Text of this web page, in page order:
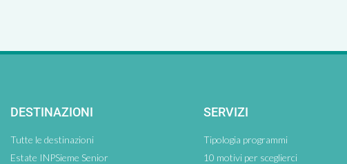
DESTINAZIONI
Tutte le destinazioni
Estate INPSieme Senior
SERVIZI
Tipologia programmi
10 motivi per sceglierci